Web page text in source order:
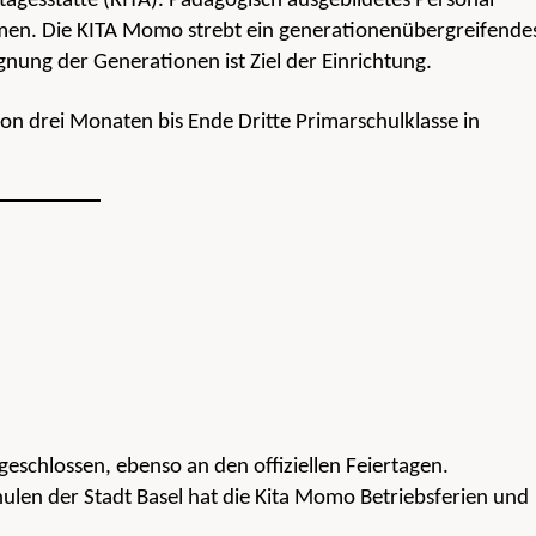
Die KITA Momo strebt ein
der Generationen ist Ziel der Einrichtung.
drei Monaten bis Ende Dritte Primarschulklasse in
ebenso an den offiziellen Feiertagen.
der Stadt Basel hat die Kita Momo Betriebsferien und